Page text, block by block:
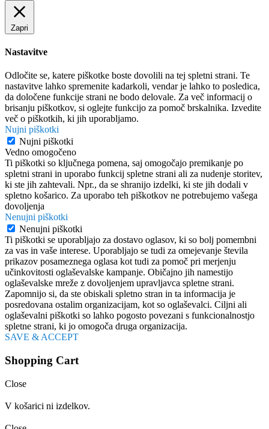
Zapri
Nastavitve
Odločite se, katere piškotke boste dovolili na tej spletni strani. Te
nastavitve lahko spremenite kadarkoli, vendar je lahko to posledica,
da določene funkcije strani ne bodo delovale. Za več informacij o
brisanju piškotkov, si oglejte funkcijo za pomoč brskalnika. Izvedite
več o piškotkih, ki jih uporabljamo.
Nujni piškotki
Nujni piškotki
Vedno omogočeno
Ti piškotki so ključnega pomena, saj omogočajo premikanje po
spletni strani in uporabo funkcij spletne strani ali za nudenje storitev,
ki ste jih zahtevali. Npr., da se shranijo izdelki, ki ste jih dodali v
spletno košarico. Za uporabo teh piškotkov ne potrebujemo vašega
dovoljenja
Nenujni piškotki
Nenujni piškotki
Ti piškotki se uporabljajo za dostavo oglasov, ki so bolj pomembni
za vas in vaše interese. Uporabljajo se tudi za omejevanje števila
prikazov posameznega oglasa kot tudi za pomoč pri merjenju
učinkovitosti oglaševalske kampanje. Običajno jih namestijo
oglaševalske mreže z dovoljenjem upravljavca spletne strani.
Zapomnijo si, da ste obiskali spletno stran in ta informacija je
posredovana ostalim organizacijam, kot so oglaševalci. Ciljni ali
oglaševalni piškotki so lahko pogosto povezani s funkcionalnostjo
spletne strani, ki jo omogoča druga organizacija.
SAVE & ACCEPT
Shopping Cart
Close
V košarici ni izdelkov.